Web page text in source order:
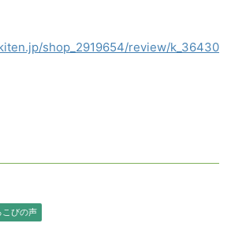
shop_2919654/review/k_36430
こびの声